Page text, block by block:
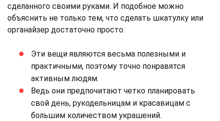
сделанного своими руками. И подобное можно
объяснить не только тем, что сделать шкатулку или
органайзер достаточно просто:
Эти вещи являются весьма полезными и
практичными, поэтому точно понравятся
активным людям.
Ведь они предпочитают четко планировать
свой день, рукодельницам и красавицам с
большим количеством украшений.